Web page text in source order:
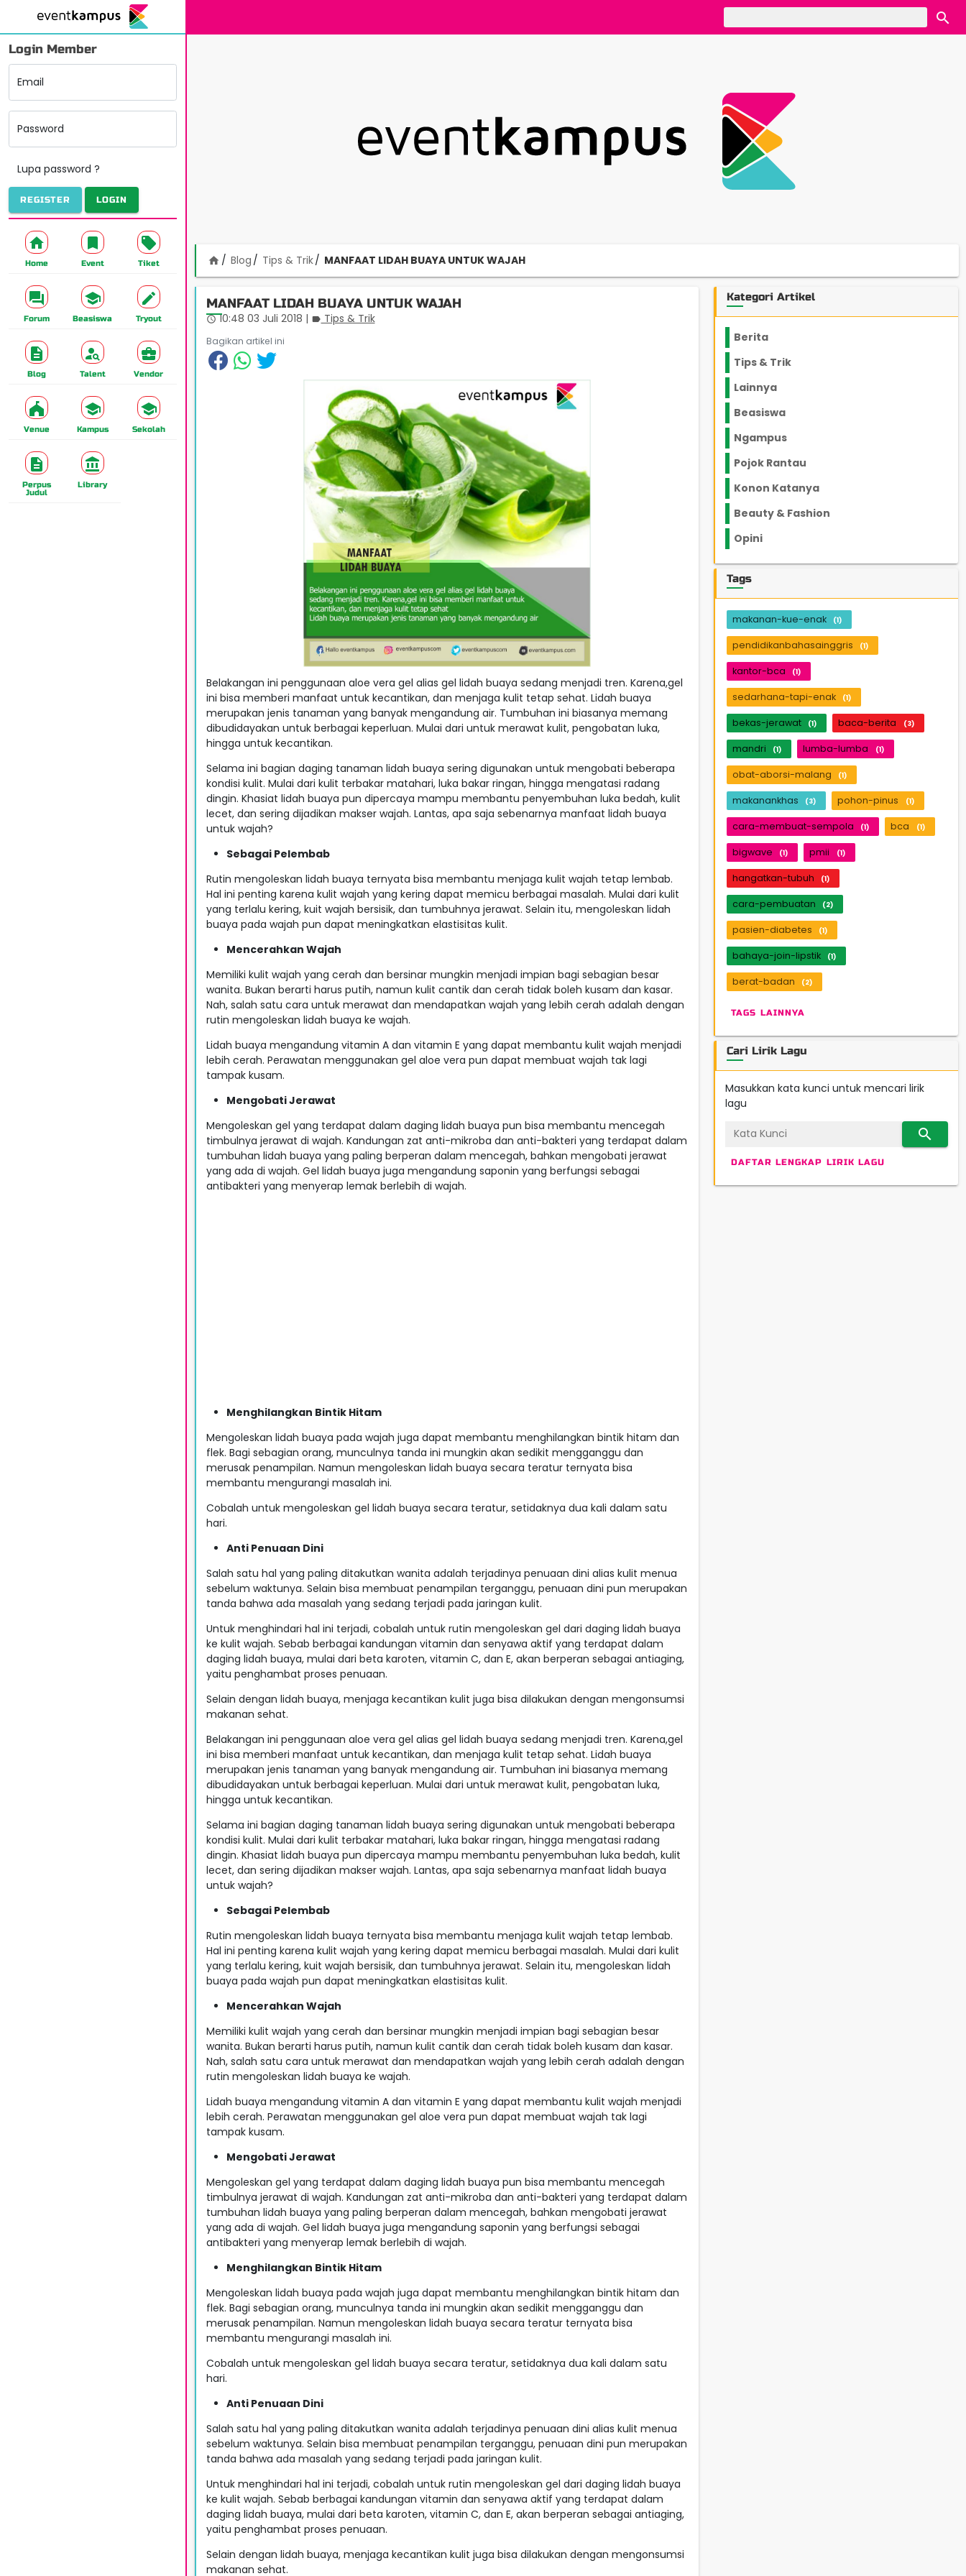
Login Member
Email
Password
Lupa password ?
REGISTER LOGIN
Home Event Tiket
Forum Beasiswa Tryout
Blog Talent Vendor
Venue Kampus Sekolah
Perpus
Judul
Library
home Blog Tips & Trik MANFAAT LIDAH BUAYA UNTUK WAJAH
MANFAAT LIDAH BUAYA UNTUK WAJAH
access_time 10:48 03 Juli 2018 | label Tips & Trik
Bagikan artikel ini
Belakangan ini penggunaan aloe vera gel alias gel lidah buaya sedang menjadi tren. Karena,gel
ini bisa memberi manfaat untuk kecantikan, dan menjaga kulit tetap sehat. Lidah buaya
merupakan jenis tanaman yang banyak mengandung air. Tumbuhan ini biasanya memang
dibudidayakan untuk berbagai keperluan. Mulai dari untuk merawat kulit, pengobatan luka,
hingga untuk kecantikan.
Selama ini bagian daging tanaman lidah buaya sering digunakan untuk mengobati beberapa
kondisi kulit. Mulai dari kulit terbakar matahari, luka bakar ringan, hingga mengatasi radang
dingin. Khasiat lidah buaya pun dipercaya mampu membantu penyembuhan luka bedah, kulit
lecet, dan sering dijadikan makser wajah. Lantas, apa saja sebenarnya manfaat lidah buaya
untuk wajah?
Sebagai Pelembab
Rutin mengoleskan lidah buaya ternyata bisa membantu menjaga kulit wajah tetap lembab.
Hal ini penting karena kulit wajah yang kering dapat memicu berbagai masalah. Mulai dari kulit
yang terlalu kering, kuit wajah bersisik, dan tumbuhnya jerawat. Selain itu, mengoleskan lidah
buaya pada wajah pun dapat meningkatkan elastisitas kulit.
Mencerahkan Wajah
Memiliki kulit wajah yang cerah dan bersinar mungkin menjadi impian bagi sebagian besar
wanita. Bukan berarti harus putih, namun kulit cantik dan cerah tidak boleh kusam dan kasar.
Nah, salah satu cara untuk merawat dan mendapatkan wajah yang lebih cerah adalah dengan
rutin mengoleskan lidah buaya ke wajah.
Lidah buaya mengandung vitamin A dan vitamin E yang dapat membantu kulit wajah menjadi
lebih cerah. Perawatan menggunakan gel aloe vera pun dapat membuat wajah tak lagi
tampak kusam.
Mengobati Jerawat
Mengoleskan gel yang terdapat dalam daging lidah buaya pun bisa membantu mencegah
timbulnya jerawat di wajah. Kandungan zat anti-mikroba dan anti-bakteri yang terdapat dalam
tumbuhan lidah buaya yang paling berperan dalam mencegah, bahkan mengobati jerawat
yang ada di wajah. Gel lidah buaya juga mengandung saponin yang berfungsi sebagai
antibakteri yang menyerap lemak berlebih di wajah.
Menghilangkan Bintik Hitam
Mengoleskan lidah buaya pada wajah juga dapat membantu menghilangkan bintik hitam dan
flek. Bagi sebagian orang, munculnya tanda ini mungkin akan sedikit mengganggu dan
merusak penampilan. Namun mengoleskan lidah buaya secara teratur ternyata bisa
membantu mengurangi masalah ini.
Cobalah untuk mengoleskan gel lidah buaya secara teratur, setidaknya dua kali dalam satu
hari.
Anti Penuaan Dini
Salah satu hal yang paling ditakutkan wanita adalah terjadinya penuaan dini alias kulit menua
sebelum waktunya. Selain bisa membuat penampilan terganggu, penuaan dini pun merupakan
tanda bahwa ada masalah yang sedang terjadi pada jaringan kulit.
Untuk menghindari hal ini terjadi, cobalah untuk rutin mengoleskan gel dari daging lidah buaya
ke kulit wajah. Sebab berbagai kandungan vitamin dan senyawa aktif yang terdapat dalam
daging lidah buaya, mulai dari beta karoten, vitamin C, dan E, akan berperan sebagai antiaging,
yaitu penghambat proses penuaan.
Selain dengan lidah buaya, menjaga kecantikan kulit juga bisa dilakukan dengan mengonsumsi
makanan sehat.
Belakangan ini penggunaan aloe vera gel alias gel lidah buaya sedang menjadi tren. Karena,gel
ini bisa memberi manfaat untuk kecantikan, dan menjaga kulit tetap sehat. Lidah buaya
merupakan jenis tanaman yang banyak mengandung air. Tumbuhan ini biasanya memang
dibudidayakan untuk berbagai keperluan. Mulai dari untuk merawat kulit, pengobatan luka,
hingga untuk kecantikan.
Selama ini bagian daging tanaman lidah buaya sering digunakan untuk mengobati beberapa
kondisi kulit. Mulai dari kulit terbakar matahari, luka bakar ringan, hingga mengatasi radang
dingin. Khasiat lidah buaya pun dipercaya mampu membantu penyembuhan luka bedah, kulit
lecet, dan sering dijadikan makser wajah. Lantas, apa saja sebenarnya manfaat lidah buaya
untuk wajah?
Sebagai Pelembab
Rutin mengoleskan lidah buaya ternyata bisa membantu menjaga kulit wajah tetap lembab.
Hal ini penting karena kulit wajah yang kering dapat memicu berbagai masalah. Mulai dari kulit
yang terlalu kering, kuit wajah bersisik, dan tumbuhnya jerawat. Selain itu, mengoleskan lidah
buaya pada wajah pun dapat meningkatkan elastisitas kulit.
Mencerahkan Wajah
Memiliki kulit wajah yang cerah dan bersinar mungkin menjadi impian bagi sebagian besar
wanita. Bukan berarti harus putih, namun kulit cantik dan cerah tidak boleh kusam dan kasar.
Nah, salah satu cara untuk merawat dan mendapatkan wajah yang lebih cerah adalah dengan
rutin mengoleskan lidah buaya ke wajah.
Lidah buaya mengandung vitamin A dan vitamin E yang dapat membantu kulit wajah menjadi
lebih cerah. Perawatan menggunakan gel aloe vera pun dapat membuat wajah tak lagi
tampak kusam.
Mengobati Jerawat
Mengoleskan gel yang terdapat dalam daging lidah buaya pun bisa membantu mencegah
timbulnya jerawat di wajah. Kandungan zat anti-mikroba dan anti-bakteri yang terdapat dalam
tumbuhan lidah buaya yang paling berperan dalam mencegah, bahkan mengobati jerawat
yang ada di wajah. Gel lidah buaya juga mengandung saponin yang berfungsi sebagai
antibakteri yang menyerap lemak berlebih di wajah.
Menghilangkan Bintik Hitam
Mengoleskan lidah buaya pada wajah juga dapat membantu menghilangkan bintik hitam dan
flek. Bagi sebagian orang, munculnya tanda ini mungkin akan sedikit mengganggu dan
merusak penampilan. Namun mengoleskan lidah buaya secara teratur ternyata bisa
membantu mengurangi masalah ini.
Cobalah untuk mengoleskan gel lidah buaya secara teratur, setidaknya dua kali dalam satu
hari.
Anti Penuaan Dini
Salah satu hal yang paling ditakutkan wanita adalah terjadinya penuaan dini alias kulit menua
sebelum waktunya. Selain bisa membuat penampilan terganggu, penuaan dini pun merupakan
tanda bahwa ada masalah yang sedang terjadi pada jaringan kulit.
Untuk menghindari hal ini terjadi, cobalah untuk rutin mengoleskan gel dari daging lidah buaya
ke kulit wajah. Sebab berbagai kandungan vitamin dan senyawa aktif yang terdapat dalam
daging lidah buaya, mulai dari beta karoten, vitamin C, dan E, akan berperan sebagai antiaging,
yaitu penghambat proses penuaan.
Selain dengan lidah buaya, menjaga kecantikan kulit juga bisa dilakukan dengan mengonsumsi
makanan sehat.
Kategori Artikel
Berita
Tips & Trik
Lainnya
Beasiswa
Ngampus
Pojok Rantau
Konon Katanya
Beauty & Fashion
Opini
Tags
makanan-kue-enak (1)
pendidikanbahasainggris (1)
kantor-bca (1)
sedarhana-tapi-enak (1)
bekas-jerawat (1) baca-berita (3)
mandri (1) lumba-lumba (1)
obat-aborsi-malang (1)
makanankhas (3) pohon-pinus (1)
cara-membuat-sempola (1) bca (1)
bigwave (1) pmii (1)
hangatkan-tubuh (1)
cara-pembuatan (2)
pasien-diabetes (1)
bahaya-join-lipstik (1)
berat-badan (2)
TAGS LAINNYA
Cari Lirik Lagu
Masukkan kata kunci untuk mencari lirik
lagu
search
DAFTAR LENGKAP LIRIK LAGU